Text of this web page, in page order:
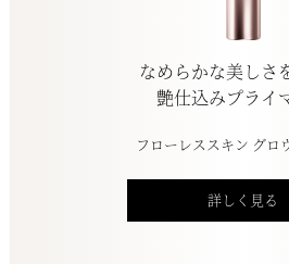
なめらかな美しさ
艶仕込みプライ
フローレススキン グロ
詳しく見る